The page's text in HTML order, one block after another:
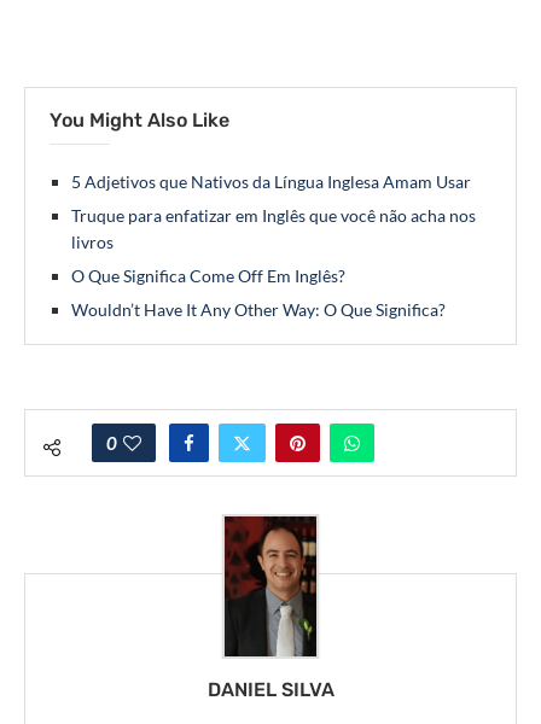
You Might Also Like
5 Adjetivos que Nativos da Língua Inglesa Amam Usar
Truque para enfatizar em Inglês que você não acha nos
livros
O Que Significa Come Off Em Inglês?
Wouldn’t Have It Any Other Way: O Que Significa?
0
DANIEL SILVA